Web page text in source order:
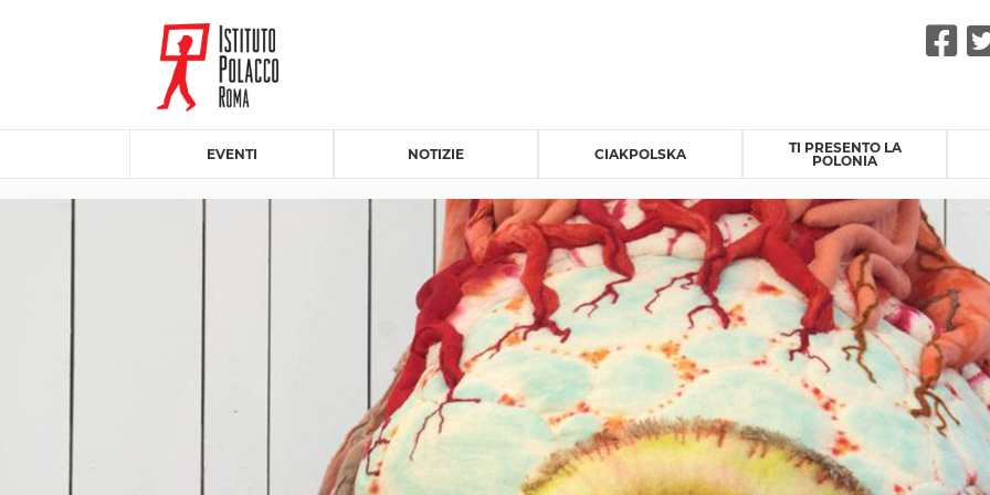
EVENTI NOTIZIE CIAKPOLSKA
TI PRESENTO LA
POLONIA